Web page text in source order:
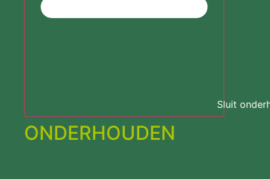
Sluit
ONDERHOUDEN